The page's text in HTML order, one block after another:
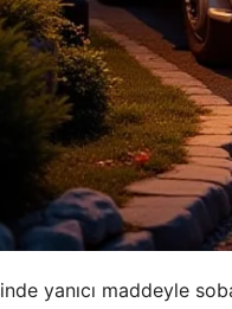
yanıcı maddeyle